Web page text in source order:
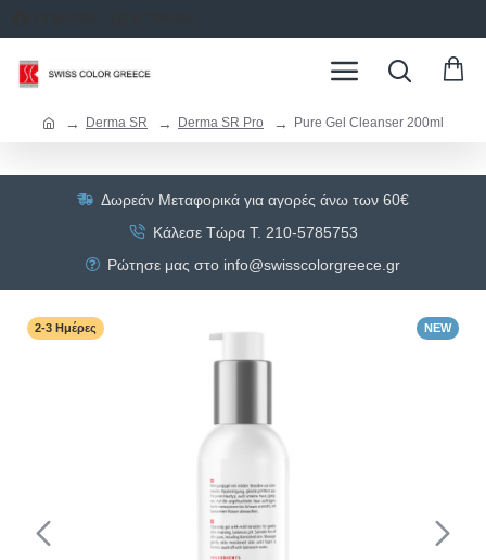
Derma SR Derma SR Pro Pure Gel Cleanser 200ml
Δωρεάν Μεταφορικά για αγορές άνω των 60€
Κάλεσε Τώρα Τ. 210-5785753
Ρώτησε μας στο info@swisscolorgreece.gr
NEW
2-3 Ημέρες